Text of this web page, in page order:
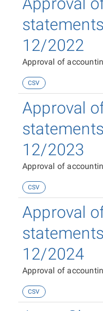
12/2022
Approval of
CSV
Approval
12/2023
Approval of
CSV
Approval
12/2024
Approval of
CSV